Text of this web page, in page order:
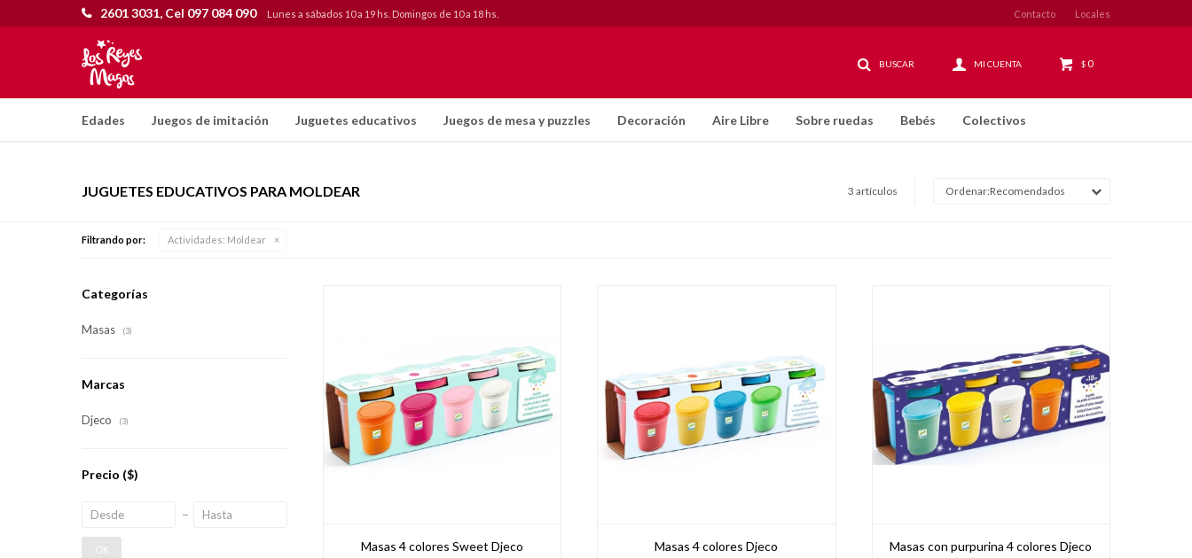
Edades Juegos de imitación Juguetes educativos Juegos de mesa y puzzles Decoración Aire Libre Sobre ruedas Bebés Colectivos
$ 0
2601 3031, Cel 097 084 090 Lunes a sábados 10 a 19 hs. Domingos de 10 a 18 hs. Contacto Locales
JUGUETES EDUCATIVOS PARA MOLDEAR 3 artículos Recomendados
Filtrando por: Actividades: Moldear
Masas 4 colores Sweet Djeco Masas 4 colores Djeco Masas con purpurina 4 colores Djeco
Categorías
Masas (3)
Marcas
Djeco (3)
Precio ($)
OK